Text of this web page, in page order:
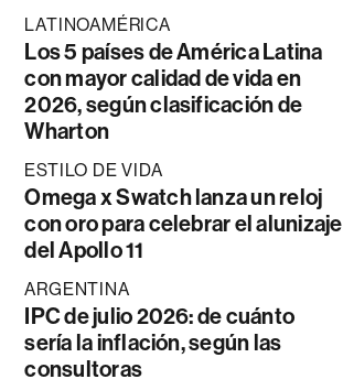
LATINOAMÉRICA
Los 5 países de América Latina
con mayor calidad de vida en
2026, según clasificación de
Wharton
ESTILO DE VIDA
Omega x Swatch lanza un reloj
con oro para celebrar el alunizaje
del Apollo 11
ARGENTINA
IPC de julio 2026: de cuánto
sería la inflación, según las
consultoras